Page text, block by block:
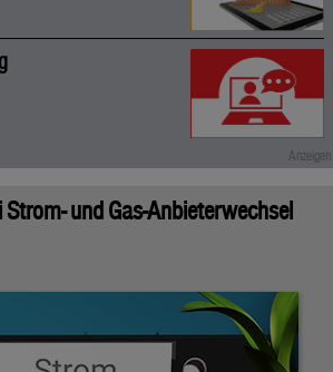
Strom- und Gas-Anbieterwechsel